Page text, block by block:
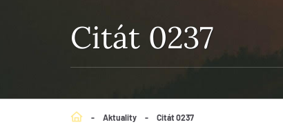
Citát 0237
- Aktuality - Citát 0237